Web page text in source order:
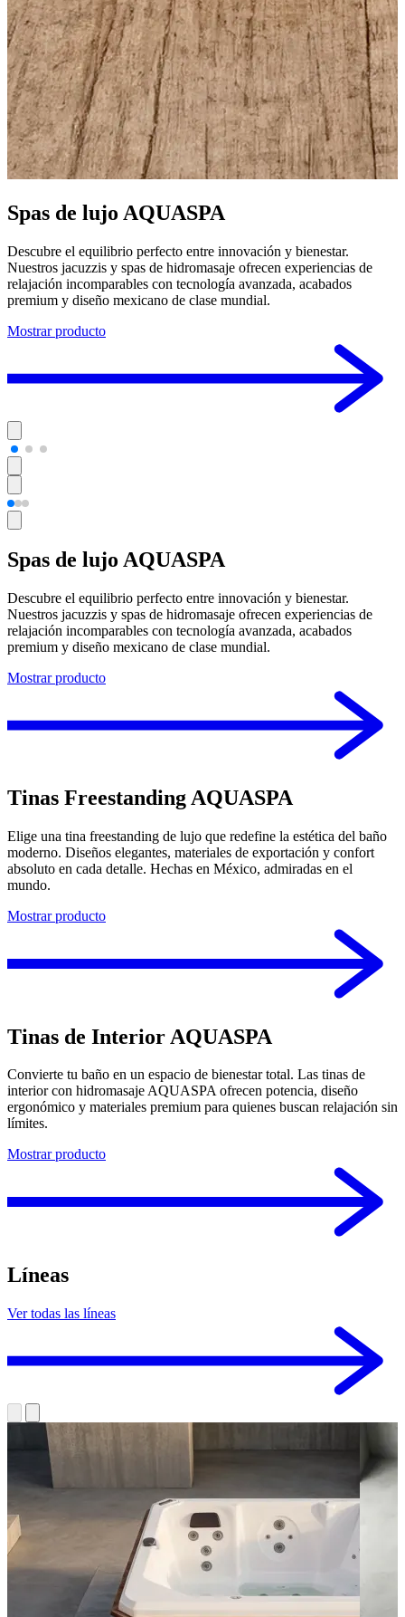
Spas de lujo AQUASPA
Descubre el equilibrio perfecto entre innovación y bienestar.
Nuestros jacuzzis y spas de hidromasaje ofrecen experiencias de
relajación incomparables con tecnología avanzada, acabados
premium y diseño mexicano de clase mundial.
Mostrar producto
Spas de lujo AQUASPA
Descubre el equilibrio perfecto entre innovación y bienestar.
Nuestros jacuzzis y spas de hidromasaje ofrecen experiencias de
relajación incomparables con tecnología avanzada, acabados
premium y diseño mexicano de clase mundial.
Mostrar producto
Tinas Freestanding AQUASPA
Elige una tina freestanding de lujo que redefine la estética del baño
moderno. Diseños elegantes, materiales de exportación y confort
absoluto en cada detalle. Hechas en México, admiradas en el
mundo.
Mostrar producto
Tinas de Interior AQUASPA
Convierte tu baño en un espacio de bienestar total. Las tinas de
interior con hidromasaje AQUASPA ofrecen potencia, diseño
ergonómico y materiales premium para quienes buscan relajación sin
límites.
Mostrar producto
Líneas
Ver todas las líneas